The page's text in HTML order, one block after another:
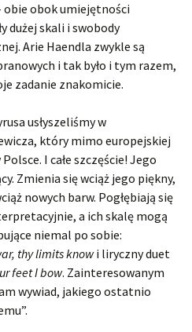
obie obok umiejętności
dużej skali i swobody
Arie Haendla zwykle są
i tak było i tym razem,
zadanie znakomicie.
usłyszeliśmy w
który mimo europejskiej
I całe szczęście! Jego
Zmienia się wciąż jego piękny,
nowych barw. Pogłębiają się
a ich skalę mogą
niemal po sobie:
thy limits knowi liryczny duet
feet I bow. Zainteresowanym
wywiad, jakiego ostatnio